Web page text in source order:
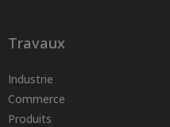
Travaux
Industrie
Commerce
Produits